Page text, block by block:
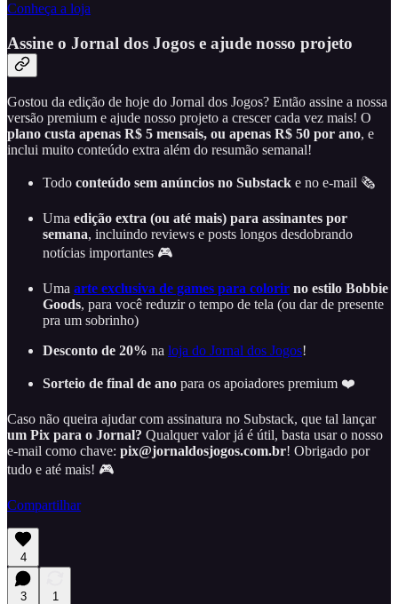
Conheça a loja
Assine o Jornal dos Jogos e ajude nosso projeto
Gostou da edição de hoje do Jornal dos Jogos? Então assine a nossa
versão premium e ajude nosso projeto a crescer cada vez mais! O
plano custa apenas R$ 5 mensais, ou apenas R$ 50 por ano, e
inclui muito conteúdo extra além do resumão semanal!
Todo conteúdo sem anúncios no Substack e no e-mail 🗞️
Uma edição extra (ou até mais) para assinantes por
semana, incluindo reviews e posts longos desdobrando
notícias importantes 🎮
Uma arte exclusiva de games para colorir no estilo Bobbie
Goods, para você reduzir o tempo de tela (ou dar de presente
pra um sobrinho)
Desconto de 20% na loja do Jornal dos Jogos!
Sorteio de final de ano para os apoiadores premium ❤️
Caso não queira ajudar com assinatura no Substack, que tal lançar
um Pix para o Jornal? Qualquer valor já é útil, basta usar o nosso
e-mail como chave: pix@jornaldosjogos.com.br! Obrigado por
tudo e até mais! 🎮
Compartilhar
4
3
1